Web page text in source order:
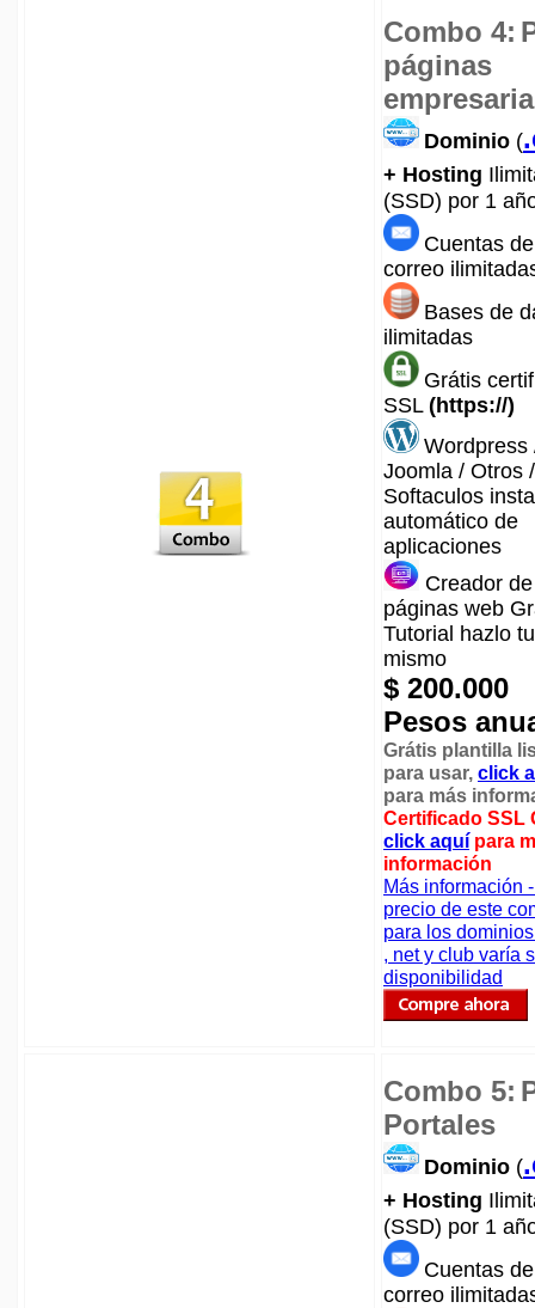
Combo 4:
páginas
Dominio (
+ Hosting
(SSD) por 1
Cuentas de
correo
Bases de
ilimitadas
Grátis
SSL (https://)
Wordpress
Joomla / Otros /
Softaculos
automático de
aplicaciones
Creador de
páginas web
Tutorial hazlo tu
mismo
$ 200.000
Pesos
Grátis plantilla
para usar, click
para más
Certificado SSL
click aquí para
información
Más información
precio de este
para los
, net y club varía
disponibilidad
Combo 5:
Portales
Dominio (
+ Hosting
(SSD) por 1
Cuentas de
correo